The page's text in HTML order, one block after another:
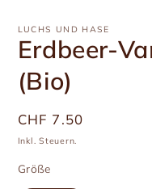
in
Modal
öffnen
LUCHS UND HASE
Erdbeer-
(Bio)
Üblicher
Preis
CHF 7.50
Inkl. Steuern.
Größe